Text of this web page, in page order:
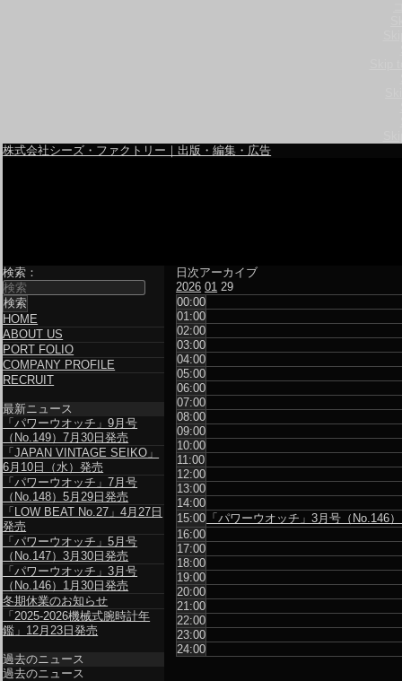
株式会社シーズ・ファクトリー｜出版・編集・広告
日次アーカイブ
2026 01 29
00:00
01:00
02:00
03:00
04:00
05:00
06:00
07:00
08:00
09:00
10:00
11:00
12:00
13:00
14:00
15:00 「パワーウオッチ」3月号（No.146
16:00
17:00
18:00
19:00
20:00
21:00
22:00
23:00
24:00
検索：
HOME
ABOUT US
PORT FOLIO
COMPANY PROFILE
RECRUIT
最新ニュース
「パワーウオッチ」9月号
（No.149）7月30日発売
「JAPAN VINTAGE SEIKO」
6月10日（水）発売
「パワーウオッチ」7月号
（No.148）5月29日発売
「LOW BEAT No.27」4月27日
発売
「パワーウオッチ」5月号
（No.147）3月30日発売
「パワーウオッチ」3月号
（No.146）1月30日発売
冬期休業のお知らせ
「2025-2026機械式腕時計年
鑑」12月23日発売
過去のニュース
過去のニュース